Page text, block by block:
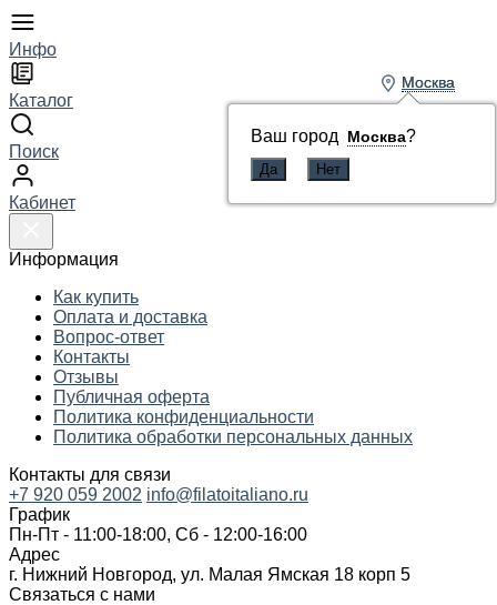
Инфо
Каталог
Поиск
Кабинет
Информация
Как купить
Оплата и доставка
Вопрос-ответ
Контакты
Отзывы
Публичная оферта
Политика конфиденциальности
Политика обработки персональных данных
Контакты для связи
Москва
Ваш город Москва?
+7 920 059 2002 info@filatoitaliano.ru
График
Пн-Пт - 11:00-18:00, Сб - 12:00-16:00
Адрес
г. Нижний Новгород, ул. Малая Ямская 18 корп 5
Связаться с нами
Москва
Ваш город Москва?